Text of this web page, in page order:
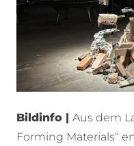
Bildinfo | Aus dem
Forming Materials“